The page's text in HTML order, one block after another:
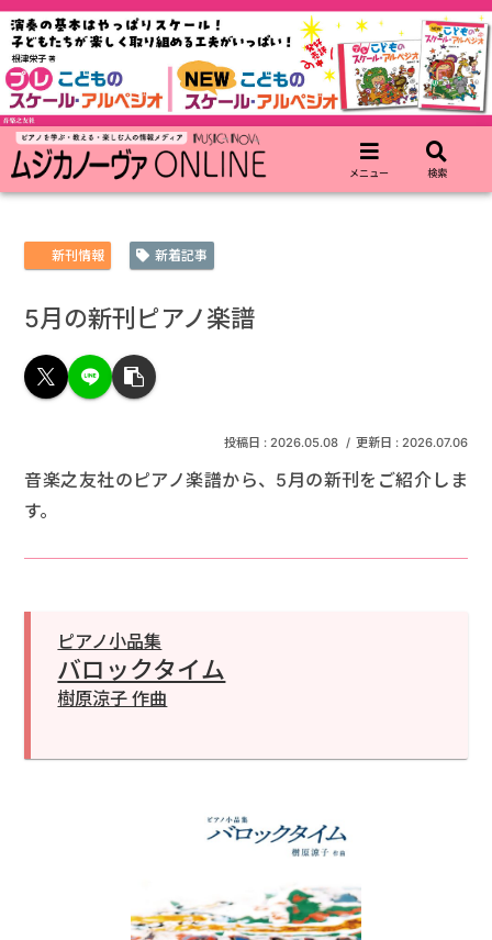
新刊情報 新着記事
5月の新刊ピアノ楽譜
2026.05.08 2026.07.06
音楽之友社のピアノ楽譜から、5月の新刊をご紹介しま
す。
ピアノ小品集
バロックタイム
樹原涼子 作曲
メニュー 検索